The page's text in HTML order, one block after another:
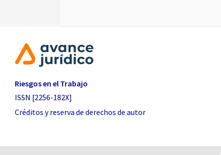
Riesgos en el Trabajo
ISSN [2256-182X]
Créditos y reserva de derechos de autor